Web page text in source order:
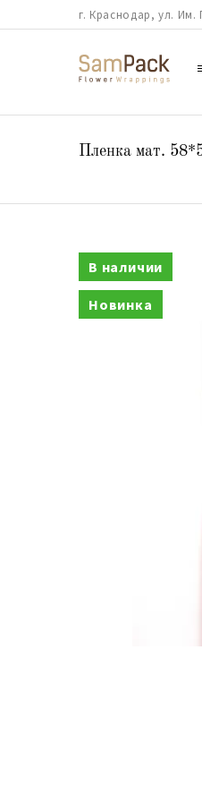
г. Краснодар, ул. Им.
Пленка мат.
В наличии
Новинка